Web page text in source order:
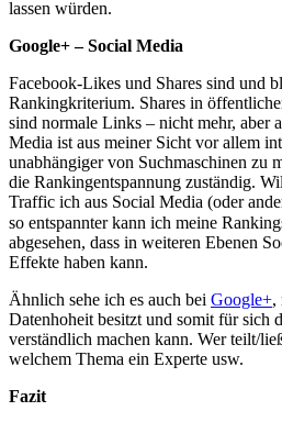
lassen würden.
Google+ – Social Media
Facebook-Likes und Shares sind und
Rankingkriterium. Shares in
sind normale Links – nicht mehr, aber
Media ist aus meiner Sicht vor allem
unabhängiger von Suchmaschinen zu
die Rankingentspannung zuständig.
Traffic ich aus Social Media (oder
so entspannter kann ich meine
abgesehen, dass in weiteren Ebenen
Effekte haben kann.
Ähnlich sehe ich es auch bei Google+,
Datenhoheit besitzt und somit für sich
verständlich machen kann. Wer teilt/
welchem Thema ein Experte usw.
Fazit